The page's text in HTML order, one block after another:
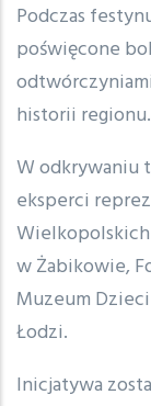
Podczas
poświęcone
historii regionu.
W odkrywaniu
eksperci
w Żabikowie,
Muzeum
Łodzi.
Inicjatywa